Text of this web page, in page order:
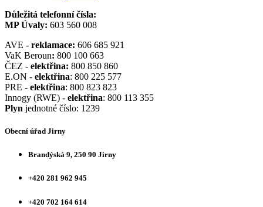
Důležitá telefonní čísla:
MP Úvaly: 603 560 008
AVE - reklamace: 606 685 921
VaK Beroun: 800 100 663
ČEZ - elektřina: 800 850 860
E.ON - elektřina: 800 225 577
PRE - elektřina: 800 823 823
Innogy (RWE) - elektřina: 800 113 355
Plyn jednotné číslo: 1239
Obecní úřad Jirny
Brandýská 9, 250 90 Jirny
+420 281 962 945
+420 702 164 614